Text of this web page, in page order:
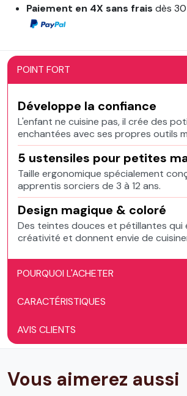
Paiement en 4X sans fraisdès
POINT FORT
Développe la confiance
L'enfant ne cuisine pas, il crée des
enchantées avec ses propres outils
5 ustensiles pour petites
Taille ergonomique spécialement
apprentis sorciers de 3 à 12 ans.
Design magique & coloré
Des teintes douces et pétillantes qui
créativité et donnent envie de
POURQUOI L'ACHETER
CARACTÉRISTIQUES
AVIS CLIENTS
Vous aimerez aussi